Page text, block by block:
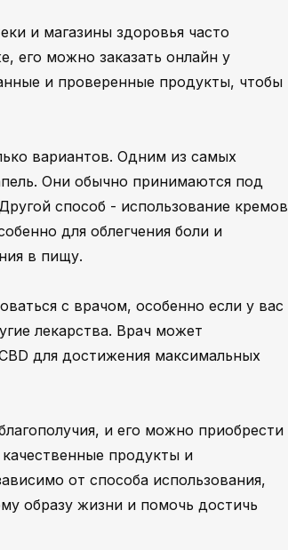
и магазины здоровья часто
его можно заказать онлайн у
и проверенные продукты, чтобы
вариантов. Одним из самых
Они обычно принимаются под
способ - использование кремов
для облегчения боли и
в пищу.
с врачом, особенно если у вас
лекарства. Врач может
для достижения максимальных
и его можно приобрести
продукты и
от способа использования,
образу жизни и помочь достичь